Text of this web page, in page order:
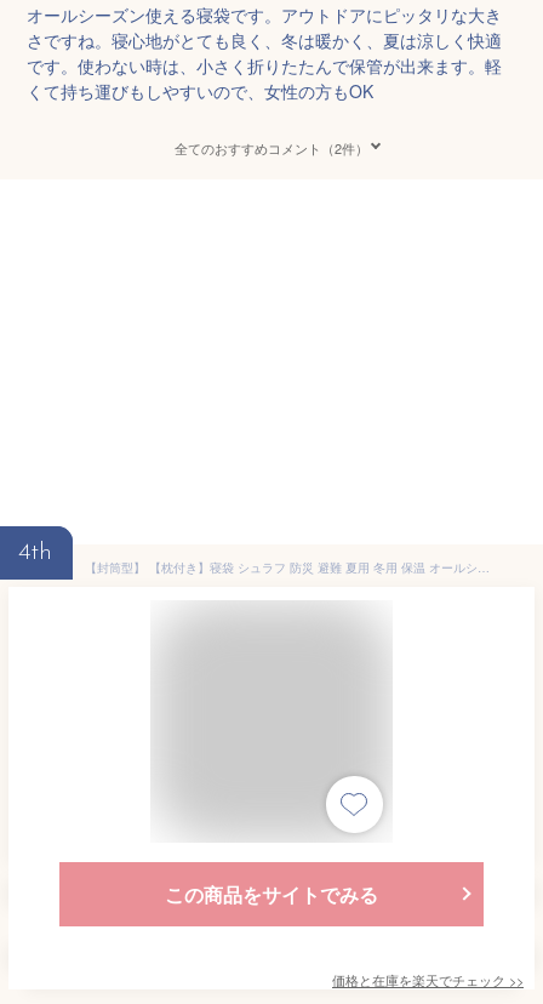
オールシーズン使える寝袋です。アウトドアにピッタリな大き
さですね。寝心地がとても良く、冬は暖かく、夏は涼しく快適
です。使わない時は、小さく折りたたんで保管が出来ます。軽
くて持ち運びもしやすいので、女性の方もOK
全てのおすすめコメント（2件）
4th
【封筒型】 【枕付き】寝袋 シュラフ 防災 避難 夏用 冬用 保温 オールシーズン 洗える 洗濯 E200 寝返り 軽量 耐寒 あったかい キャンプ レジャー コンパクト アウトドア 通気性 オールシーズン 車中泊
この商品をサイトでみる
価格と在庫を楽天でチェック >>